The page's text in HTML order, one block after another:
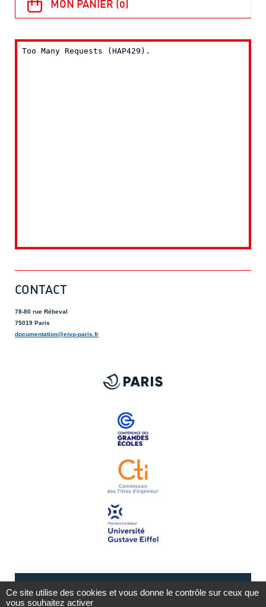
CONTACT
78-80 rue Rébeval
75019 Paris
documentation@eivp-paris.fr
Ce site utilise des cookies et vous donne le contrôle sur ceux que
vous souhaitez activer